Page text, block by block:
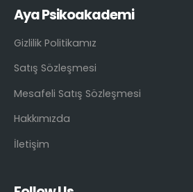
Aya Psikoakademi
Gizlilik Politikamız
Satış Sözleşmesi
Mesafeli Satış Sözleşmesi
Hakkımızda
İletişim